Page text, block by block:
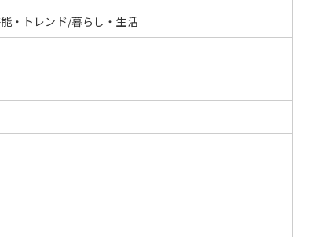
・トレンド/暮らし・生活